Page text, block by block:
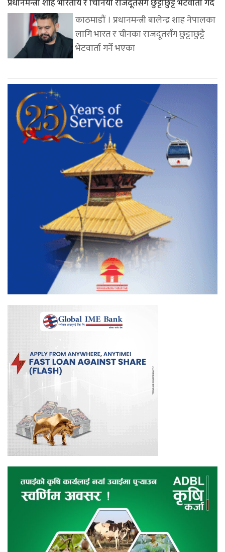
काठमाडौं । प्रधानमन्त्री बालेन्द्र शाह नेपालका
लागि भारत र चीनका राजदूतसँग छुट्टाछुट्टै
भेटवार्ता गर्ने भएका